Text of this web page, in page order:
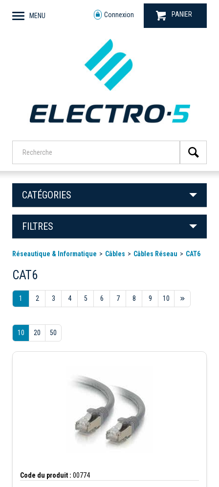
MENU Connexion PANIER
CATÉGORIES
FILTRES
Réseautique & Informatique Câbles Câbles Réseau CAT6
CAT6
1 2 3 4 5 6 7 8 9 10
10 20 50
Code du produit : 00774